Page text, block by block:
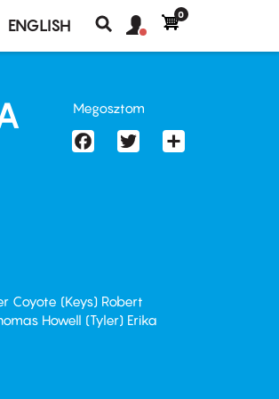
ENGLISH
Keresés
fiók
Felhasználói
0
Coyote (Keys) Robert
Howell (Tyler) Erika
Megosztom
FacebookTwitter